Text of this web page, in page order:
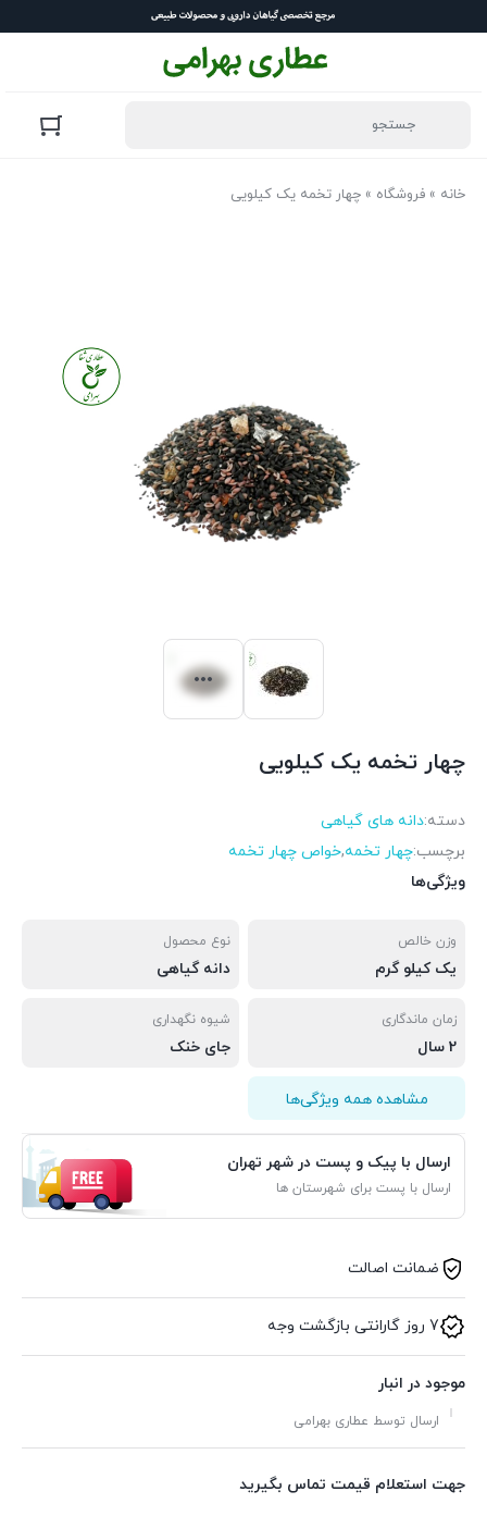
خانه » فروشگاه » چهار تخمه یک کیلویی
چهار تخمه یک کیلویی
دسته:دانه های گیاهی
برچسب:چهار تخمه,خواص چهار تخمه
ویژگی‌ها
وزن خالص
یک کیلو گرم
نوع محصول
دانه گیاهی
زمان ماندگاری
2 سال
شیوه نگهداری
جای خنک
مشاهده همه ویژگی‌ها
ارسال با پیک و پست در شهر تهران
ارسال با پست برای شهرستان ها
ضمانت اصالت
7 روز گارانتی بازگشت وجه
موجود در انبار
ارسال توسط عطاری بهرامی
جهت استعلام قیمت تماس بگیرید